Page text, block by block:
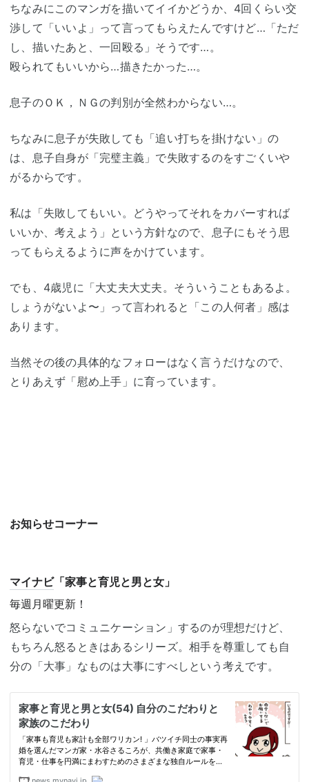
ちなみにこのマンガを描いてイイかどうか、4回くらい交
渉して「いいよ」って言ってもらえたんですけど…「ただ
し、描いたあと、一回殴る」そうです…。
殴られてもいいから…描きたかった…。
息子のＯＫ，ＮＧの判別が全然わからない…。
ちなみに息子が失敗しても「追い打ちを掛けない」の
は、息子自身が「完璧主義」で失敗するのをすごくいや
がるからです。
私は「失敗してもいい。どうやってそれをカバーすれば
いいか、考えよう」という方針なので、息子にもそう思
ってもらえるように声をかけています。
でも、4歳児に「大丈夫大丈夫。そういうこともあるよ。
しょうがないよ〜」って言われると「この人何者」感は
あります。
当然その後の具体的なフォローはなく言うだけなので、
とりあえず「慰め上手」に育っています。
お知らせコーナー
マイナビ「家事と育児と男と女」
毎週月曜更新！
怒らないでコミュニケーション」するのが理想だけど、
もちろん怒るときはあるシリーズ。相手を尊重しても自
分の「大事」なものは大事にすべしという考えです。